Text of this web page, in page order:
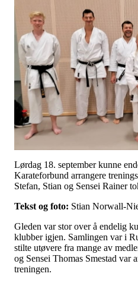
Lørdag 18. september kunne
Karateforbund arrangere
Stefan, Stian og Sensei Rainer
Tekst og foto: Stian Norwall-
Gleden var stor over å endelig
klubber igjen. Samlingen var i
stilte utøvere fra mange av
og Sensei Thomas Smestad var
treningen.